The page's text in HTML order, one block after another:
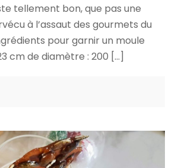
tellement bon, que pas une
à l’assaut des gourmets du
pour garnir un moule
cm de diamètre : 200 […]